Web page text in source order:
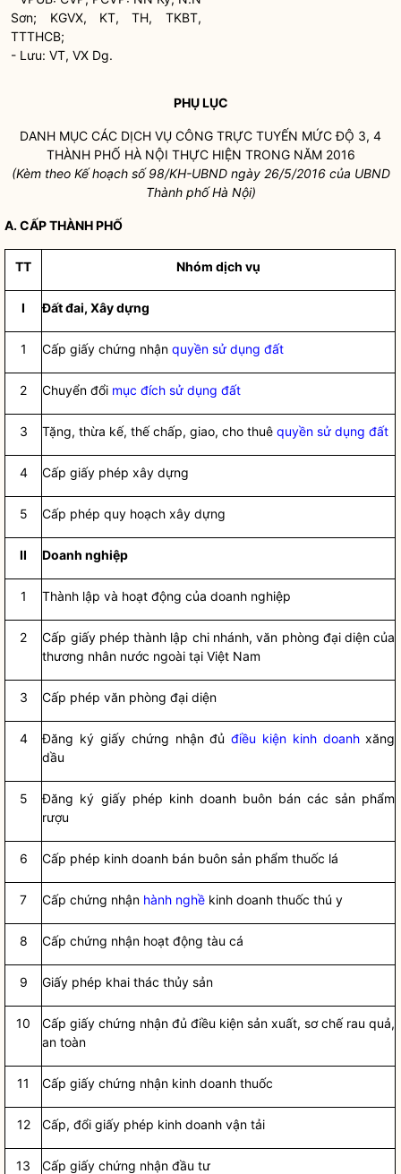
Sơn; KGVX, KT, TH, TKBT,
TTTHCB;
- Lưu: VT, VX Dg.
PHỤ LỤC
DANH MỤC CÁC DỊCH VỤ CÔNG TRỰC TUYẾN MỨC ĐỘ 3, 4
THÀNH PHỐ HÀ NỘI THỰC HIỆN TRONG NĂM 2016
(Kèm theo Kế hoạch số 98/KH-UBND ngày 26/5/2016 của UBND
Thành phố Hà Nội)
A. CẤP THÀNH PHỐ
TT Nhóm dịch vụ
I Đất đai, Xây dựng
1 Cấp giấy chứng nhậnquyền sử dụng đất
2 Chuyển đổi mục đích sử dụng đất
3 Tặng, thừa kế, thế chấp, giao, cho thuêquyền sử dụng đất
4 Cấp giấy phép xây dựng
5 Cấp phép quy hoạch xây dựng
II Doanh nghiệp
1 Thành lập và hoạt động của doanh nghiệp
2
Cấp giấy phép thành lập chi nhánh, văn phòng đại diện của
thương nhân nước ngoài tại Việt Nam
3 Cấp phép văn phòng đại diện
4 Đăng ký giấy chứng nhận đủđiều kiện kinh doanhxăng
dầu
5
Đăng ký giấy phép kinh doanh buôn bán các sản phẩm
rượu
6 Cấp phép kinh doanh bán buôn sản phẩm thuốc lá
7 Cấp chứng nhận hành nghề kinh doanh thuốc thú y
8 Cấp chứng nhận hoạt động tàu cá
9 Giấy phép khai thác thủy sản
10
Cấp giấy chứng nhận đủ điều kiện sản xuất, sơ chế rau quả,
an toàn
11 Cấp giấy chứng nhận kinh doanh thuốc
12 Cấp, đổi giấy phép kinh doanh vận tải
13 Cấp giấy chứng nhận đầu tư